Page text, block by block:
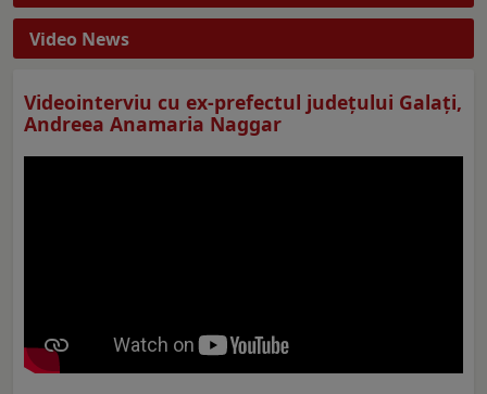
Video News
Videointerviu cu ex-prefectul judeţului Galaţi,
Andreea Anamaria Naggar